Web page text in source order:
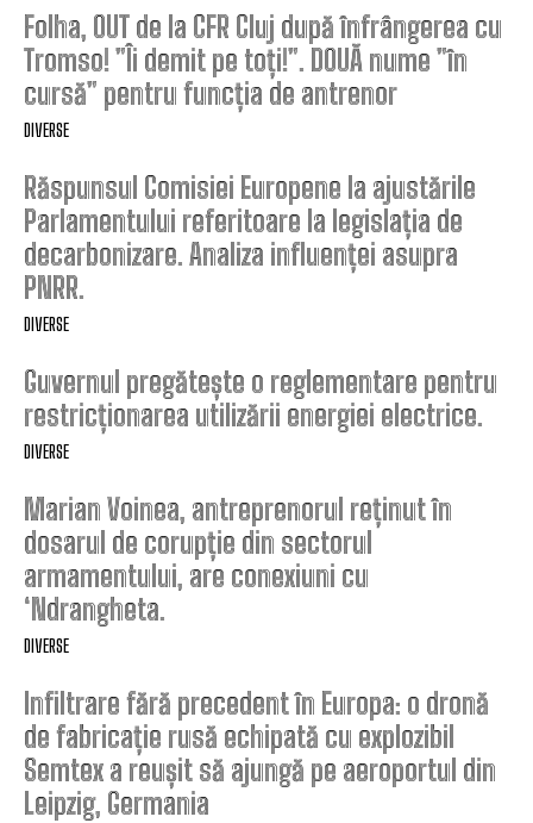
Folha, OUT de la CFR Cluj după înfrângerea cu
Tromso! ”Îi demit pe toți!”. DOUĂ nume ”în
cursă” pentru funcția de antrenor
DIVERSE
Răspunsul Comisiei Europene la ajustările
Parlamentului referitoare la legislația de
decarbonizare. Analiza influenței asupra
PNRR.
DIVERSE
Guvernul pregătește o reglementare pentru
restricționarea utilizării energiei electrice.
DIVERSE
Marian Voinea, antreprenorul reținut în
dosarul de corupție din sectorul
armamentului, are conexiuni cu
‘Ndrangheta.
DIVERSE
Infiltrare fără precedent în Europa: o dronă
de fabricație rusă echipată cu explozibil
Semtex a reușit să ajungă pe aeroportul din
Leipzig, Germania